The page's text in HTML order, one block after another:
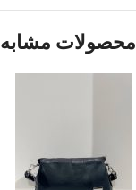
محصولات مشابه